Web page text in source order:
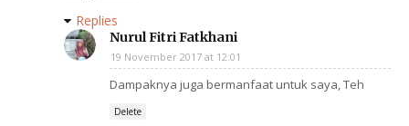
Replies
Nurul Fitri Fatkhani
19 November 2017 at 12:01
Dampaknya juga bermanfaat untuk saya, Teh
Delete